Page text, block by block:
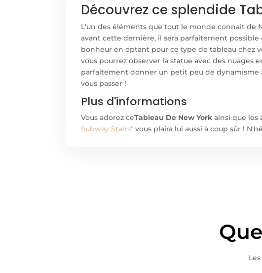
Découvrez ce splendide
L'un des éléments que tout le monde connait de
avant cette dernière, il sera parfaitement
bonheur en optant pour ce type de tableau chez
vous pourrez observer la statue avec des nuages
parfaitement donner un petit peu de dynamisme
vous passer !
Plus d'informations
Vous adorez ceTableau De New York ainsi que les
Subway Stairs" vous plaira lui aussi à coup sûr !